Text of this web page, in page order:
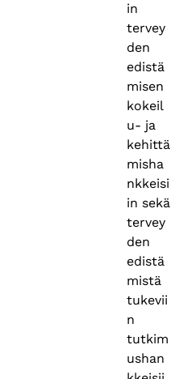
in
tervey
den
edistä
misen
kokeil
u- ja
kehittä
misha
nkkeisi
in sekä
tervey
den
edistä
mistä
tukevii
n
tutkim
ushan